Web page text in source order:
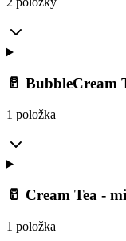
🥛 BubbleCream
1 položka
🥛 Cream Tea -
1 položka